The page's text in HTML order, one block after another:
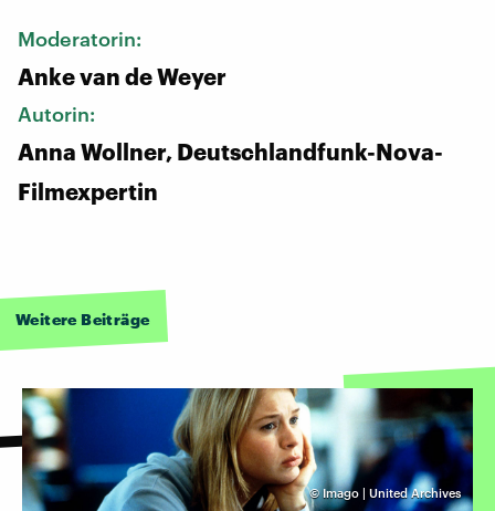
Moderatorin:
Anke van de Weyer
Autorin:
Anna Wollner, Deutschlandfunk-Nova-
Filmexpertin
Weitere Beiträge
©Imago | United Archives